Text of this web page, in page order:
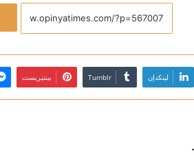
لينكدإن بينتيريست